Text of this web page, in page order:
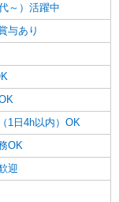
～）活躍中
与あり
1日4h以内）OK
OK
迎